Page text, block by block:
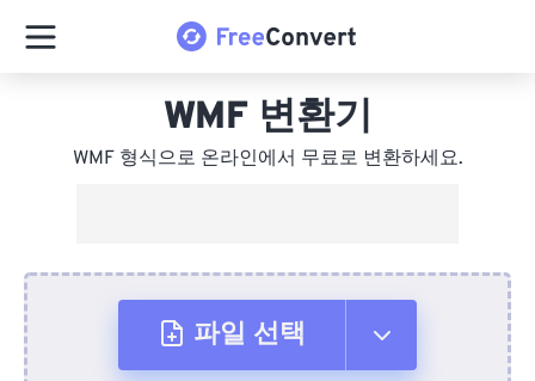
WMF 변환기
WMF 형식으로 온라인에서 무료로 변환하세요.
파일 선택